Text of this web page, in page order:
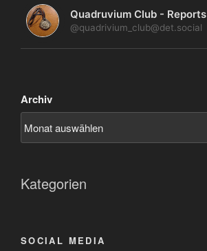
Quadruvium Club - Reports
@quadrivium_club@det.social
Archiv
Kategorien
SOCIAL MEDIA